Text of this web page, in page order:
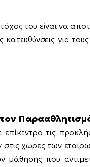
του είναι να
για
τις
χώρες των
μάθησης που